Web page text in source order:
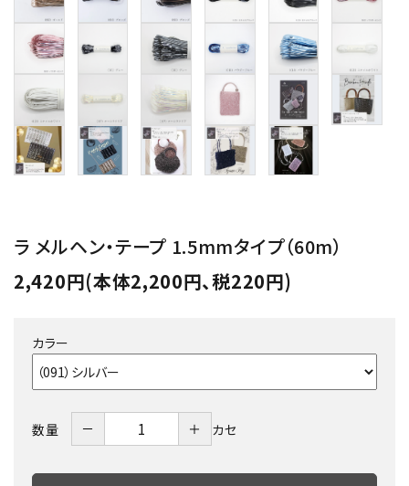
ラ メルヘン・テープ 1.5mmタイプ（60m）
2,420円(本体2,200円、税220円)
カラー
数量 － ＋ カセ